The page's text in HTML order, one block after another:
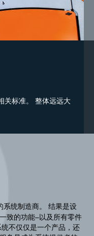
关标准。 整体远远大
系统制造商。 结果是设
致的功能–以及所有零件
不仅仅是一个产品，还